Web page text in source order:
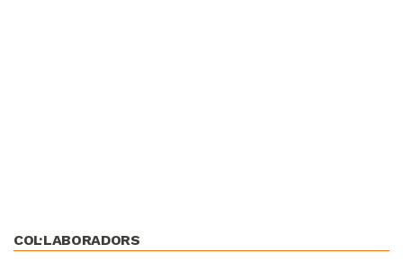
COL·LABORADORS